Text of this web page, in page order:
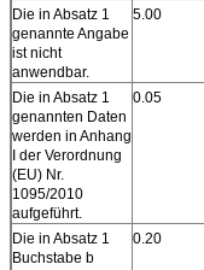
Die in Absatz 1
genannte Angabe
ist nicht
anwendbar.
5.00
Die in Absatz 1
genannten Daten
werden in Anhang
I der Verordnung
(EU) Nr.
1095/2010
aufgeführt.
0.05
Die in Absatz 1
Buchstabe b
0.20